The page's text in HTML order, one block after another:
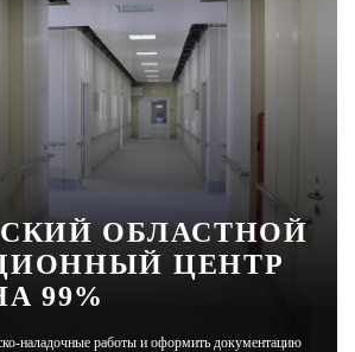
ТАМ И ТУТ
СТИЛЬ ЖИЗНИ
ХАЙП
ЧЕЛОВЕК ОСОБЕННЫЙ
АФИША
ОБЛАСТНОЙ
ЦЕНТР
99%
наладочные работы и оформить документацию